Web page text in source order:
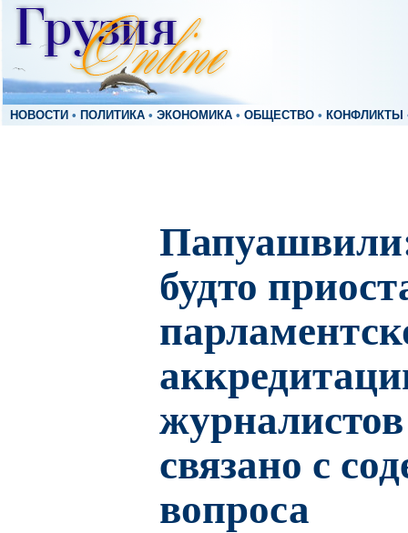
НОВОСТИ • ПОЛИТИКА • ЭКОНОМИКА • ОБЩЕСТВО • КОНФЛИКТЫ
будто
связано с
вопроса